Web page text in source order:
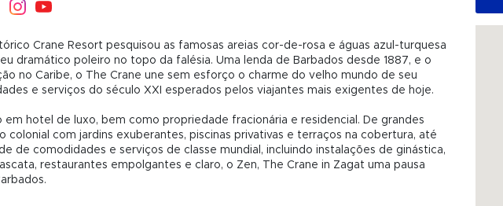
Crane Resort pesquisou as famosas areias cor-de-rosa e águas azul-turquesa
dramático poleiro no topo da falésia. Uma lenda de Barbados desde 1887, e o
no Caribe, o The Crane une sem esforço o charme do velho mundo de seu
e serviços do século XXI esperados pelos viajantes mais exigentes de hoje.
hotel de luxo, bem como propriedade fracionária e residencial. De grandes
colonial com jardins exuberantes, piscinas privativas e terraços na cobertura, até
de comodidades e serviços de classe mundial, incluindo instalações de ginástica,
restaurantes empolgantes e claro, o Zen, The Crane in Zagat uma pausa